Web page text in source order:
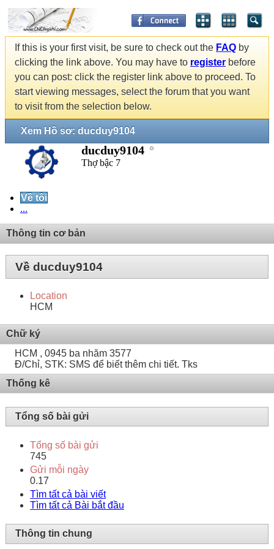
If this is your first visit, be sure to check out the FAQ by
clicking the link above. You may have to register before
you can post: click the register link above to proceed. To
start viewing messages, select the forum that you want
to visit from the selection below.
Xem Hồ sơ: ducduy9104
ducduy9104
Thợ bậc 7
Về tôi
...
Thông tin cơ bản
Về ducduy9104
Location
HCM
Chữ ký
HCM , 0945 ba nhăm 3577
Đ/Chỉ, STK: SMS để biết thêm chi tiết. Tks
Thống kê
Tổng số bài gửi
Tổng số bài gửi
745
Gửi mỗi ngày
0.17
Tìm tất cả bài viết
Tìm tất cả Bài bắt đầu
Thông tin chung